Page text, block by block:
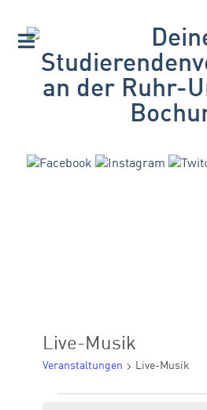
Live-Musik
Veranstaltungen Live-Musik